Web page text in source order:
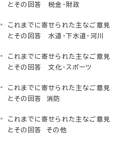
とその回答 税金・財政
これまでに寄せられた主なご意見
とその回答 水道・下水道・河川
これまでに寄せられた主なご意見
とその回答 文化・スポーツ
これまでに寄せられた主なご意見
とその回答 消防
これまでに寄せられた主なご意見
とその回答 その他